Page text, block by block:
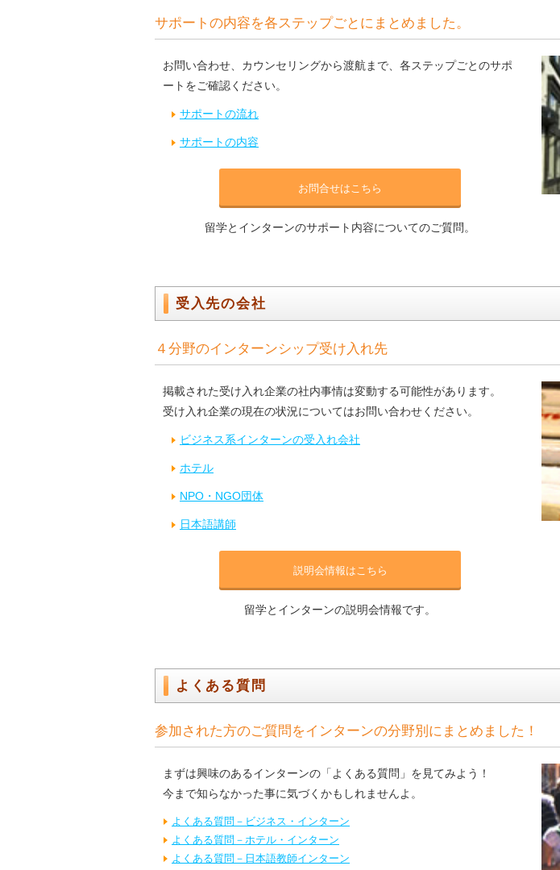
サポートの内容を各ステップごとにまとめました。
お問い合わせ、カウンセリングから渡航まで、各ステップごとのサポ
ートをご確認ください。
サポートの流れ
サポートの内容
お問合せはこちら
留学とインターンのサポート内容についてのご質問。
受入先の会社
４分野のインターンシップ受け入れ先
掲載された受け入れ企業の社内事情は変動する可能性があります。
受け入れ企業の現在の状況についてはお問い合わせください。
ビジネス系インターンの受入れ会社
ホテル
NPO・NGO団体
日本語講師
説明会情報はこちら
留学とインターンの説明会情報です。
よくある質問
参加された方のご質問をインターンの分野別にまとめました！
まずは興味のあるインターンの「よくある質問」を見てみよう！
今まで知らなかった事に気づくかもしれませんよ。
よくある質問－ビジネス・インターン
よくある質問－ホテル・インターン
よくある質問－日本語教師インターン